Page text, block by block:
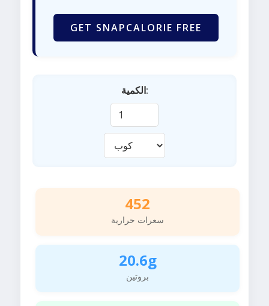
GET SNAPCALORIE FREE
الكمية:
452
سعرات حرارية
20.6g
بروتين